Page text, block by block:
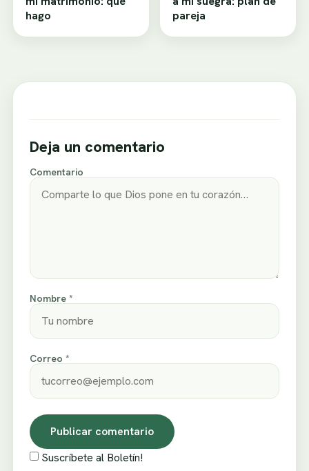
hago
pareja
Deja un comentario
Comentario
Nombre *
Correo *
Suscríbete al Boletín!